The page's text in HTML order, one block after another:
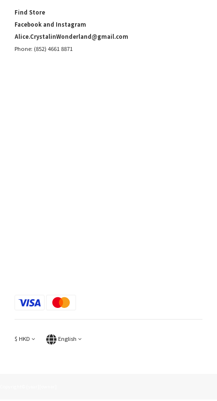
Find Store
Facebook and Instagram
Alice.CrystalinWonderland@gmail.com
Phone: (852) 4661 8871
$ HKD English